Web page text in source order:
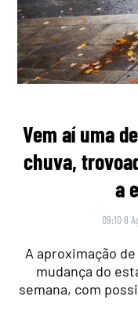
Vem aí uma
chuva,
a
09:10 8
A aproximação
mudança do
semana, com